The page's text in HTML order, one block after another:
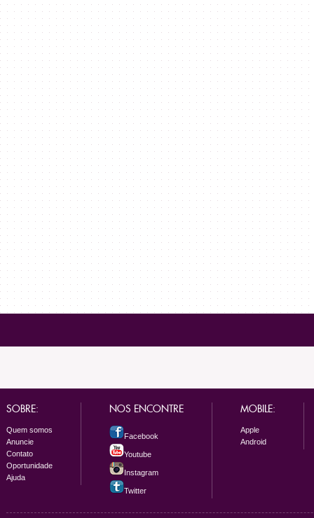
SOBRE:
Quem somos
Anuncie
Contato
Oportunidade
Ajuda
NOS ENCONTRE
Facebook
Youtube
Instagram
Twitter
MOBILE:
Apple
Android